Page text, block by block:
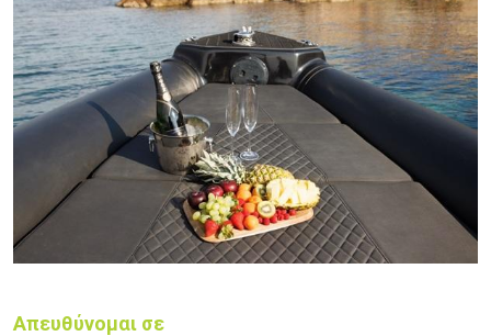
Απευθύνομαι σε